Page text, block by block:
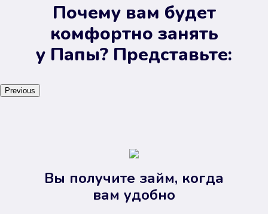
Почему вам будет
комфортно занять
у Папы? Представьте:
Previous
Вы получите займ, когда
вам удобно